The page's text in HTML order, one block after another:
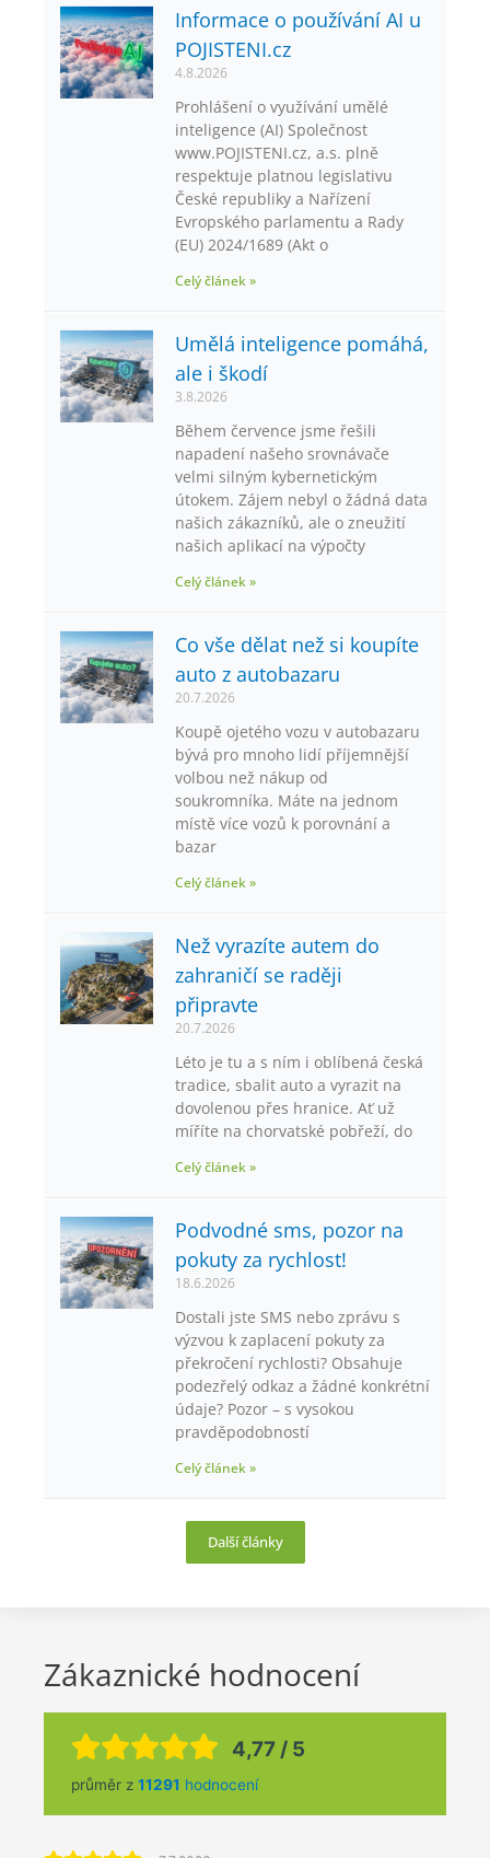
Informace o používání AI u
POJISTENI.cz
4.8.2026
Prohlášení o využívání umělé
inteligence (AI) Společnost
www.POJISTENI.cz, a.s. plně
respektuje platnou legislativu
České republiky a Nařízení
Evropského parlamentu a Rady
(EU) 2024/1689 (Akt o
Celý článek »
Umělá inteligence pomáhá,
ale i škodí
3.8.2026
Během července jsme řešili
napadení našeho srovnávače
velmi silným kybernetickým
útokem. Zájem nebyl o žádná data
našich zákazníků, ale o zneužití
našich aplikací na výpočty
Celý článek »
Co vše dělat než si koupíte
auto z autobazaru
20.7.2026
Koupě ojetého vozu v autobazaru
bývá pro mnoho lidí příjemnější
volbou než nákup od
soukromníka. Máte na jednom
místě více vozů k porovnání a
bazar
Celý článek »
Než vyrazíte autem do
zahraničí se raději
připravte
20.7.2026
Léto je tu a s ním i oblíbená česká
tradice, sbalit auto a vyrazit na
dovolenou přes hranice. Ať už
míříte na chorvatské pobřeží, do
Celý článek »
Podvodné sms, pozor na
pokuty za rychlost!
18.6.2026
Dostali jste SMS nebo zprávu s
výzvou k zaplacení pokuty za
překročení rychlosti? Obsahuje
podezřelý odkaz a žádné konkrétní
údaje? Pozor – s vysokou
pravděpodobností
Celý článek »
Další články
Zákaznické hodnocení
4,77 / 5
průměr z 11291 hodnocení